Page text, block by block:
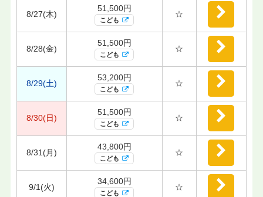
8/27(木)
51,500円
こども
☆
8/28(金)
51,500円
こども
☆
8/29(土)
53,200円
こども
☆
8/30(日)
51,500円
こども
☆
8/31(月)
43,800円
こども
☆
9/1(火)
34,600円
こども
☆